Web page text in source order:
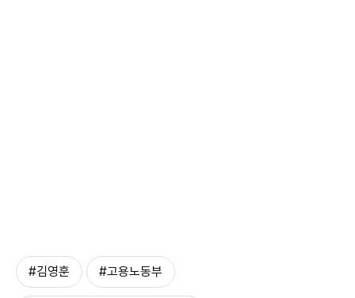
#김영훈 #고용노동부